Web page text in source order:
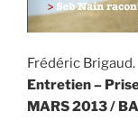
Frédéric Brigaud.
Entretien –
MARS 2013 /